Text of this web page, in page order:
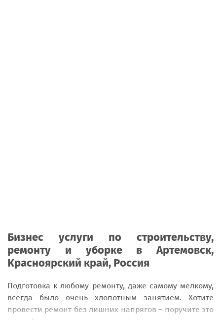
Бизнес услуги по строительству,
ремонту и уборке в Артемовск,
Красноярский край, Россия
Подготовка к любому ремонту, даже самому мелкому,
всегда было очень хлопотным занятием. Хотите
провести ремонт без лишних напрягов – поручите это